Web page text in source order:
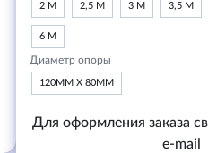
2 М 2,5 М 3 М 3,5 М
6 М
Диаметр опоры
120ММ Х 80ММ
Для оформления заказа
e-mail